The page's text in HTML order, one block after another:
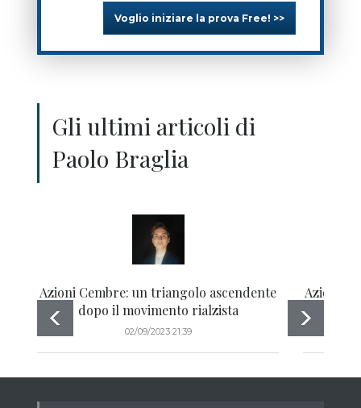
Voglio iniziare la prova Free! >>
Gli ultimi articoli di
Paolo Braglia
Azioni Cembre: un triangolo ascendente
dopo il movimento rialzista
02/09/2023 21:39
Azioni